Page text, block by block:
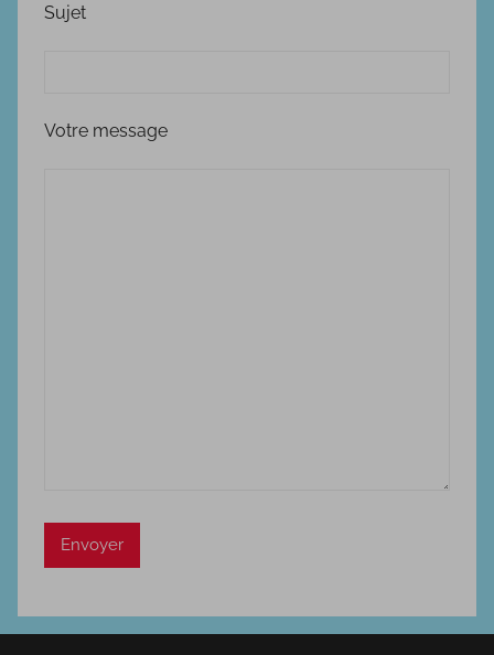
Sujet
Votre message